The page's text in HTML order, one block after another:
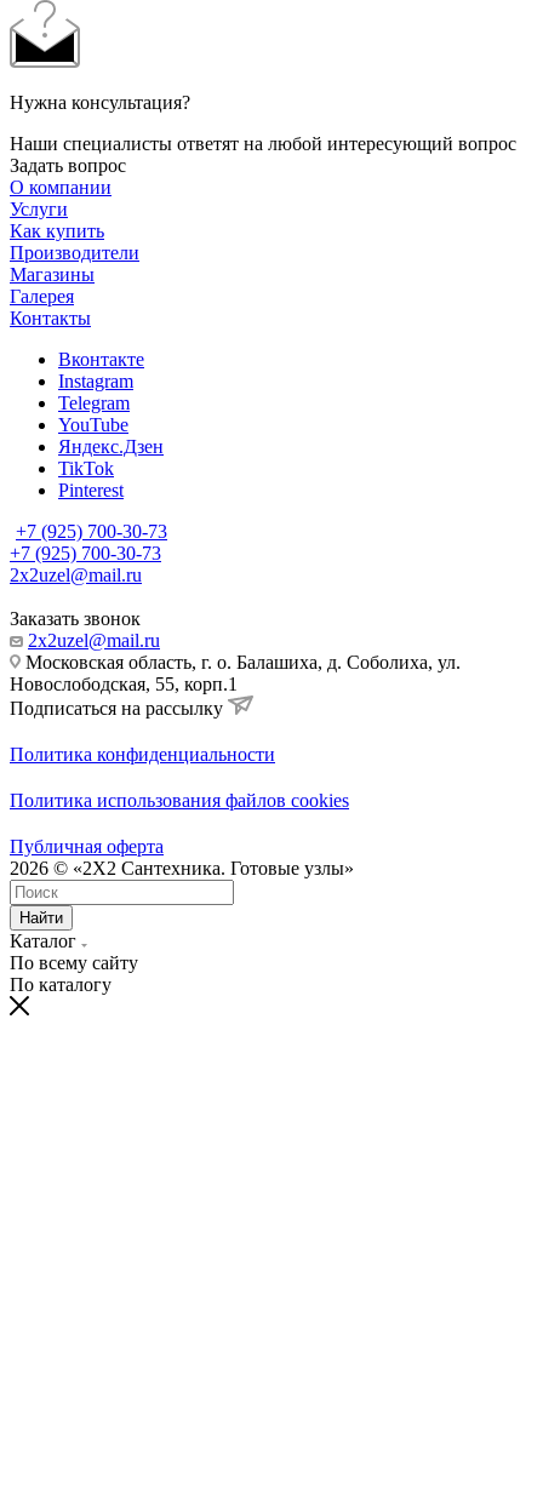
Нужна консультация?
Наши специалисты ответят на любой интересующий вопрос
Задать вопрос
О компании
Услуги
Как купить
Производители
Магазины
Галерея
Контакты
Вконтакте
Instagram
Telegram
YouTube
Яндекс.Дзен
TikTok
Pinterest
+7 (925) 700-30-73
+7 (925) 700-30-73
2x2uzel@mail.ru
Заказать звонок
2x2uzel@mail.ru
Московская область, г. о. Балашиха, д. Соболиха, ул.
Новослободская, 55, корп.1
Подписаться на рассылку
Политика конфиденциальности
Политика использования файлов cookies
Публичная оферта
2026 © «2X2 Сантехника. Готовые узлы»
Найти
Каталог
По всему сайту
По каталогу